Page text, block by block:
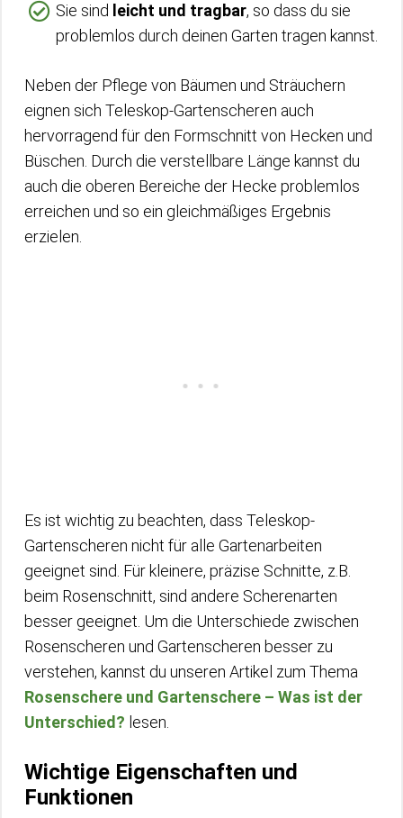
Sie sind leicht und tragbar, so dass du sie
problemlos durch deinen Garten tragen kannst.
Neben der Pflege von Bäumen und Sträuchern
eignen sich Teleskop-Gartenscheren auch
hervorragend für den Formschnitt von Hecken und
Büschen. Durch die verstellbare Länge kannst du
auch die oberen Bereiche der Hecke problemlos
erreichen und so ein gleichmäßiges Ergebnis
erzielen.
Es ist wichtig zu beachten, dass Teleskop-
Gartenscheren nicht für alle Gartenarbeiten
geeignet sind. Für kleinere, präzise Schnitte, z.B.
beim Rosenschnitt, sind andere Scherenarten
besser geeignet. Um die Unterschiede zwischen
Rosenscheren und Gartenscheren besser zu
verstehen, kannst du unseren Artikel zum Thema
Rosenschere und Gartenschere – Was ist der
Unterschied? lesen.
Wichtige Eigenschaften und
Funktionen